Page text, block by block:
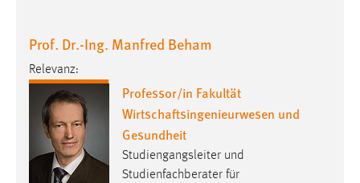
Prof. Dr.-Ing. Manfred Beham
Relevanz:
Professor/in Fakultät
Wirtschaftsingenieurwesen und
Gesundheit
Studiengangsleiter und
Studienfachberater für
Statistik Cookies erfassen Informationen anonym.
Diese Informationen helfen uns zu verstehen, wie
unsere Besucher unsere Website nutzen.
Matomo
Name:
_pk_ref, _pk_cvar, _pk_id, _pk_ses